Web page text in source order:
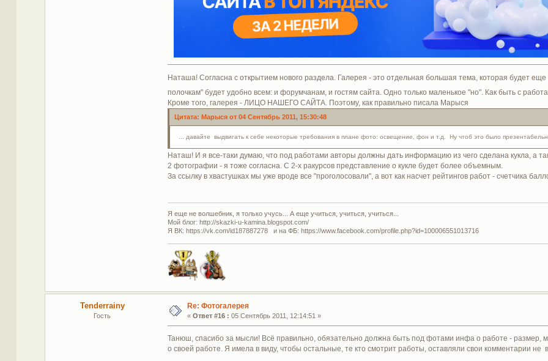
Наташа! Согласна с открытием нового раздела. Галерея - это отдельная большая тема, которая будет еще
полочкам" будет удобно всем: и форумчанам, и гостям сайта. Одно только маленькое "но". Как быть с
Кроме того, галерея - ЛИЦО НАШЕГО САЙТА. Поэтому, как правильно писала Марыся
Цитата: Марыся от 04 Сентябрь 2011, 15:30:48
... давайте выдвигать к себе некоторые требования в плане фото: освещение, фон и т.д. Ну чтоб это было
Наташ! И я все-таки думаю, что под работами авторы должны дать информацию из чего сделана кукла, а
2 фотографии - я тоже согласна. С 2-х ракурсов представление о кукле будет более объемным.
За ссылку в хвастушках мы уже вроде все "проголосовали", а вот как насчет рейтингов работ - счетчика
Я еще не волшебник, я только учусь... А еще учиться, учиться, учиться...
Мой блог: http://skazki-u-kamina.blogspot.com/
Я ВК: https://vk.com/id187887278 и на ФБ: https://www.facebook.com/profile.php?id=100006551013716
Tenderrainy
Гость
Re: Фотогалерея
« Ответ #16 : 05 Сентябрь 2011, 12:14:51 »
Танюш, спасибо за мысли! Всё правильно, обязательно должна быть под фотами инфа о работе - размер,
о своей работе. Я имела в виду, чтобы остальные, те кто смотрит работы, оставляли свои комментарии не